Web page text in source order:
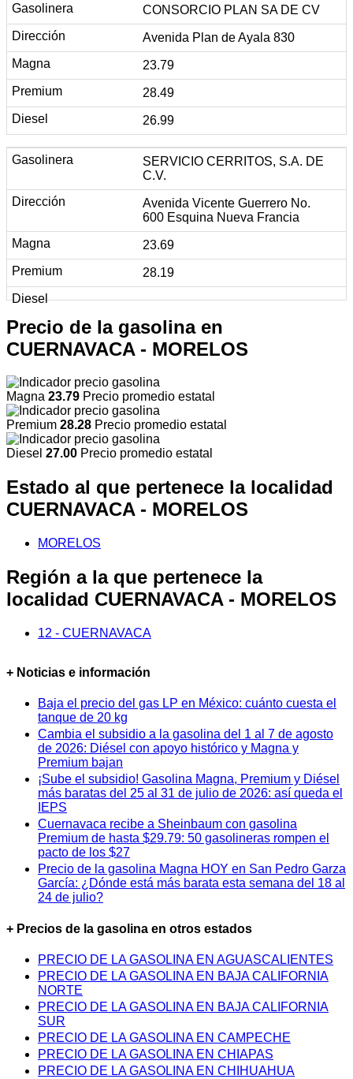
CONSORCIO PLAN SA DE CV
Avenida Plan de Ayala 830
23.79
28.49
26.99
SERVICIO CERRITOS, S.A. DE
C.V.
Avenida Vicente Guerrero No.
600 Esquina Nueva Francia
23.69
28.19
Precio de la gasolina en
CUERNAVACA - MORELOS
Magna 23.79 Precio promedio estatal
Premium 28.28 Precio promedio estatal
Diesel 27.00 Precio promedio estatal
Estado al que pertenece la localidad
CUERNAVACA - MORELOS
MORELOS
Región a la que pertenece la
localidad CUERNAVACA - MORELOS
12 - CUERNAVACA
+ Noticias e información
Baja el precio del gas LP en México: cuánto cuesta el
tanque de 20 kg
Cambia el subsidio a la gasolina del 1 al 7 de agosto
de 2026: Diésel con apoyo histórico y Magna y
Premium bajan
¡Sube el subsidio! Gasolina Magna, Premium y Diésel
más baratas del 25 al 31 de julio de 2026: así queda el
IEPS
Cuernavaca recibe a Sheinbaum con gasolina
Premium de hasta $29.79: 50 gasolineras rompen el
pacto de los $27
Precio de la gasolina Magna HOY en San Pedro Garza
García: ¿Dónde está más barata esta semana del 18 al
24 de julio?
+ Precios de la gasolina en otros estados
PRECIO DE LA GASOLINA EN AGUASCALIENTES
PRECIO DE LA GASOLINA EN BAJA CALIFORNIA
NORTE
PRECIO DE LA GASOLINA EN BAJA CALIFORNIA
SUR
PRECIO DE LA GASOLINA EN CAMPECHE
PRECIO DE LA GASOLINA EN CHIAPAS
PRECIO DE LA GASOLINA EN CHIHUAHUA